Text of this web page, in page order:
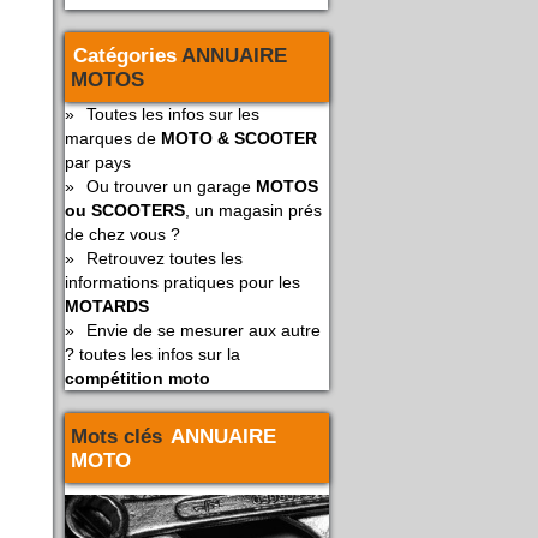
Catégories ANNUAIRE
MOTOS
»
Toutes les infos sur les
marques de MOTO & SCOOTER
par pays
»
Ou trouver un garage MOTOS
ou SCOOTERS , un magasin prés
de chez vous ?
»
Retrouvez toutes les
informations pratiques pour les
MOTARDS
»
Envie de se mesurer aux autre
? toutes les infos sur la
compétition moto
Mots clés ANNUAIRE
MOTO